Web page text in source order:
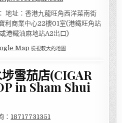
地址：香港九龍旺角西洋菜南街
利商業中心22樓01室(港鐵旺角站
港鐵油麻地站A2出口)
Map 檢視較大的地圖
雪茄店(CIGAR
in Sham Shui
： 18717731351